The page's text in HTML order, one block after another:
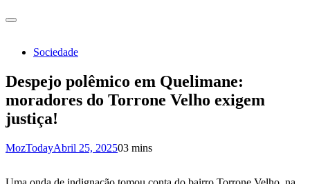
Sociedade
Despejo polêmico em Quelimane:
moradores do Torrone Velho exigem
justiça!
MozTodayAbril 25, 202503 mins